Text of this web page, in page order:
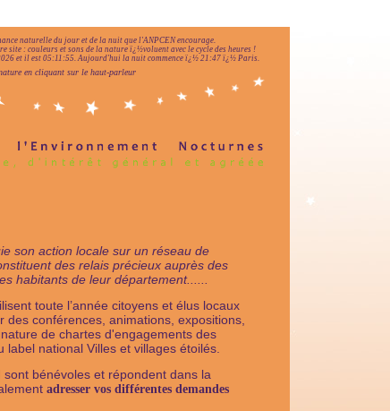
naturelle du jour et de la nuit que l'ANPCEN encourage.
site : couleurs et sons de la nature ï¿½voluent avec le cycle des heures !
et il est05:11:56.Aujourd'hui la nuit commence ï¿½ 21:47 ï¿½ Paris.
en cliquant sur le haut-parleur
son action locale sur un réseau de
des relais précieux auprès des
habitants de leur département......
toute l’année citoyens et élus locaux
conférences, animations, expositions,
de chartes d'engagements des
national Villes et villages étoilés.
bénévoles et répondent dans la
adresser vos différentes demandes